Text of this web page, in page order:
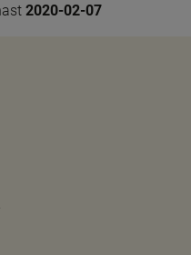
2020-02-07